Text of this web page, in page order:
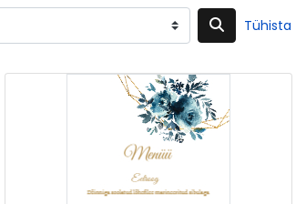
Tühista